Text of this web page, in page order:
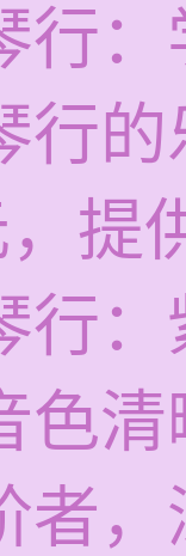
行
行
提
行
色
者